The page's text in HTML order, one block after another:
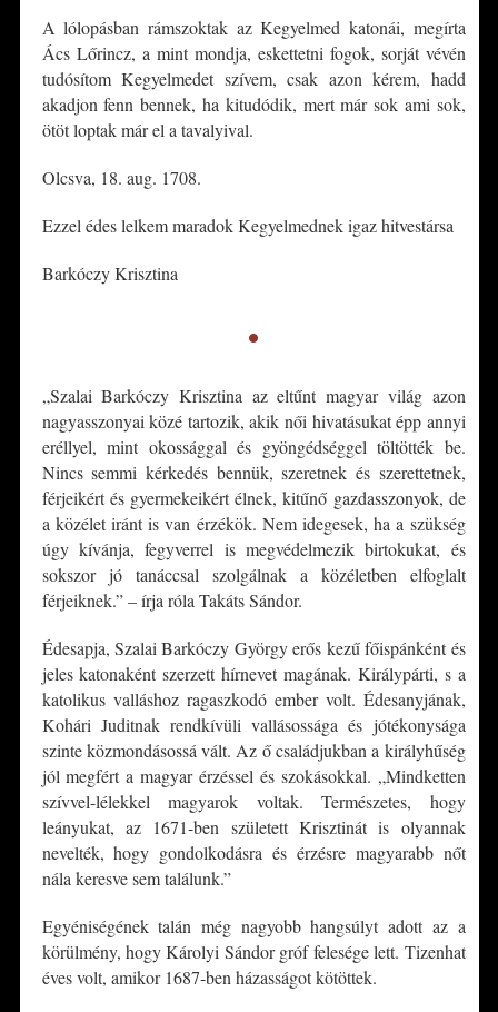
A lólopásban rámszoktak az Kegyelmed katonái, megírta
Ács Lőrincz, a mint mondja, eskettetni fogok, sorját vévén
tudósítom Kegyelmedet szívem, csak azon kérem, hadd
akadjon fenn bennek, ha kitudódik, mert már sok ami sok,
ötöt loptak már el a tavalyival.
Olcsva, 18. aug. 1708.
Ezzel édes lelkem maradok Kegyelmednek igaz hitvestársa
Barkóczy Krisztina
•
„Szalai Barkóczy Krisztina az eltűnt magyar világ azon
nagyasszonyai közé tartozik, akik női hivatásukat épp annyi
eréllyel, mint okossággal és gyöngédséggel töltötték be.
Nincs semmi kérkedés bennük, szeretnek és szerettetnek,
férjeikért és gyermekeikért élnek, kitűnő gazdasszonyok, de
a közélet iránt is van érzékök. Nem idegesek, ha a szükség
úgy kívánja, fegyverrel is megvédelmezik birtokukat, és
sokszor jó tanáccsal szolgálnak a közéletben elfoglalt
férjeiknek.” – írja róla Takáts Sándor.
Édesapja, Szalai Barkóczy György erős kezű főispánként és
jeles katonaként szerzett hírnevet magának. Királypárti, s a
katolikus valláshoz ragaszkodó ember volt. Édesanyjának,
Kohári Juditnak rendkívüli vallásossága és jótékonysága
szinte közmondásossá vált. Az ő családjukban a királyhűség
jól megfért a magyar érzéssel és szokásokkal. „Mindketten
szívvel-lélekkel magyarok voltak. Természetes, hogy
leányukat, az 1671-ben született Krisztinát is olyannak
nevelték, hogy gondolkodásra és érzésre magyarabb nőt
nála keresve sem találunk.”
Egyéniségének talán még nagyobb hangsúlyt adott az a
körülmény, hogy Károlyi Sándor gróf felesége lett. Tizenhat
éves volt, amikor 1687-ben házasságot kötöttek.